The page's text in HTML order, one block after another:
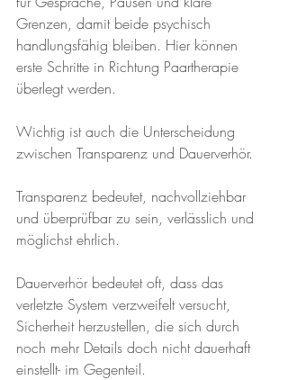
Grenzen, damit beide psychisch
handlungsfähig bleiben. Hier können
erste Schritte in Richtung Paartherapie
überlegt werden.
Wichtig ist auch die Unterscheidung
zwischen Transparenz und Dauerverhör.
Transparenz bedeutet, nachvollziehbar
und überprüfbar zu sein, verlässlich und
möglichst ehrlich.
Dauerverhör bedeutet oft, dass das
verletzte System verzweifelt versucht,
Sicherheit herzustellen, die sich durch
noch mehr Details doch nicht dauerhaft
einstellt- im Gegenteil.